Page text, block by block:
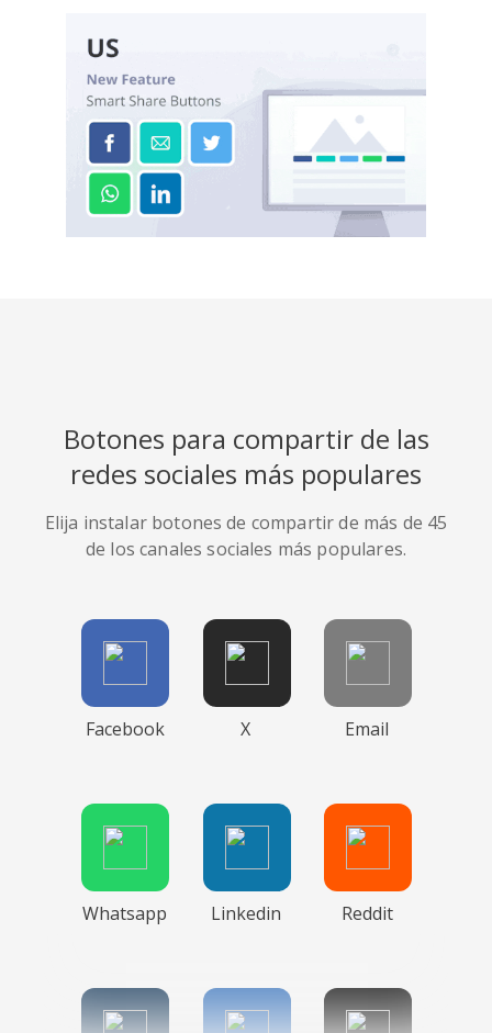
Botones para compartir de las
redes sociales más populares
Elija instalar botones de compartir de más de 45
de los canales sociales más populares.
Facebook X Email
Whatsapp Linkedin Reddit